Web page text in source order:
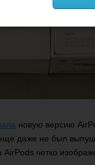
новую версию
даже не был
AirPods четко